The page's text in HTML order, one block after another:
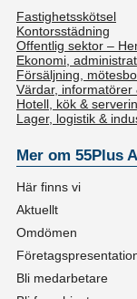
Fastighetsskötsel
Kontorsstädning
Offentlig sektor –
Ekonomi,
Försäljning,
Värdar, informatörer
Hotell, kök &
Lager, logistik &
Mer om 55Plus
Här finns vi
Aktuellt
Omdömen
Bli medarbetare